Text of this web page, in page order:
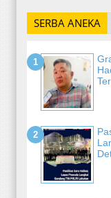
SERBA ANEKA